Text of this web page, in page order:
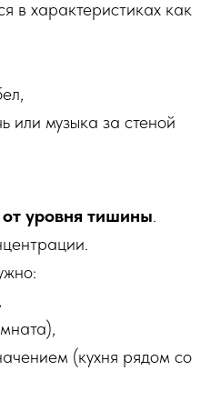
в характеристиках как
или музыка за стеной
уровня тишины.
(кухня рядом со